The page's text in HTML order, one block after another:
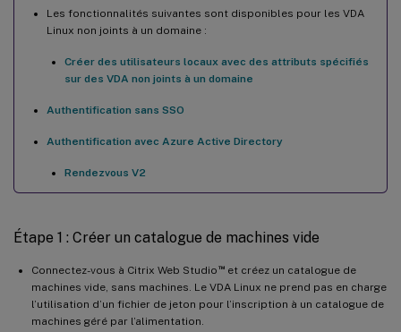
Les fonctionnalités suivantes sont disponibles pour les VDA
Linux non joints à un domaine :
Créer des utilisateurs locaux avec des attributs spécifiés
sur des VDA non joints à un domaine
Authentification sans SSO
Authentification avec Azure Active Directory
Rendezvous V2
Étape 1 : Créer un catalogue de machines vide
Connectez-vous à Citrix Web Studio ™et créez un catalogue de
machines vide, sans machines. Le VDA Linux ne prend pas en charge
l’utilisation d’un fichier de jeton pour l’inscription à un catalogue de
machines géré par l’alimentation.